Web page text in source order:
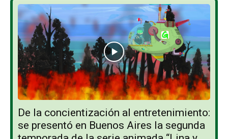
De la concientización al entretenimiento:
se presentó en Buenos Aires la segunda